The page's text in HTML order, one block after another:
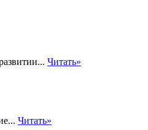
Читать»
Читать»